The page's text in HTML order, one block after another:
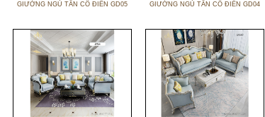
GIƯỜNG NGỦ TÂN CỔ ĐIỂN GD05 GIƯỜNG NGỦ TÂN CỔ ĐIỂN GD04